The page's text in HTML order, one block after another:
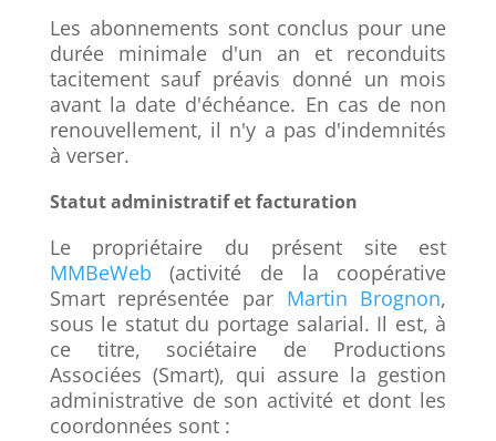
Les abonnements sont conclus pour une
durée minimale d'un an et reconduits
tacitement sauf préavis donné un mois
avant la date d'échéance. En cas de non
renouvellement, il n'y a pas d'indemnités
à verser.
Statut administratif et facturation
Le propriétaire du présent site est
MMBeWeb (activité de la coopérative
Smart représentée par Martin Brognon,
sous le statut du portage salarial. Il est, à
ce titre, sociétaire de Productions
Associées (Smart), qui assure la gestion
administrative de son activité et dont les
coordonnées sont :